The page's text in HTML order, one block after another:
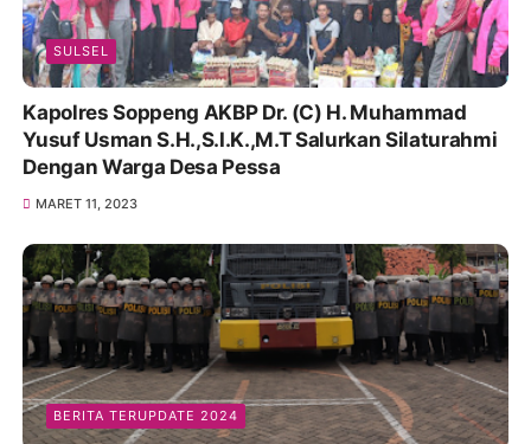
SULSEL
Kapolres Soppeng AKBP Dr. (C) H. Muhammad
Yusuf Usman S.H.,S.I.K.,M.T Salurkan Silaturahmi
Dengan Warga Desa Pessa
MARET 11, 2023
BERITA TERUPDATE 2024